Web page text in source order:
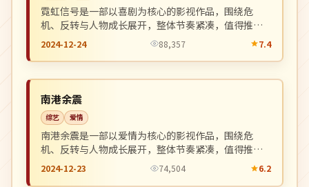
霓虹信号是一部以喜剧为核心的影视作品，围绕危
机、反转与人物成长展开，整体节奏紧凑，值得推荐
观看。
2024-12-24 88,357 7.4
美国
南港余震
综艺 爱情
南港余震是一部以爱情为核心的影视作品，围绕危
机、反转与人物成长展开，整体节奏紧凑，值得推荐
观看。
2024-12-23 74,504 6.2